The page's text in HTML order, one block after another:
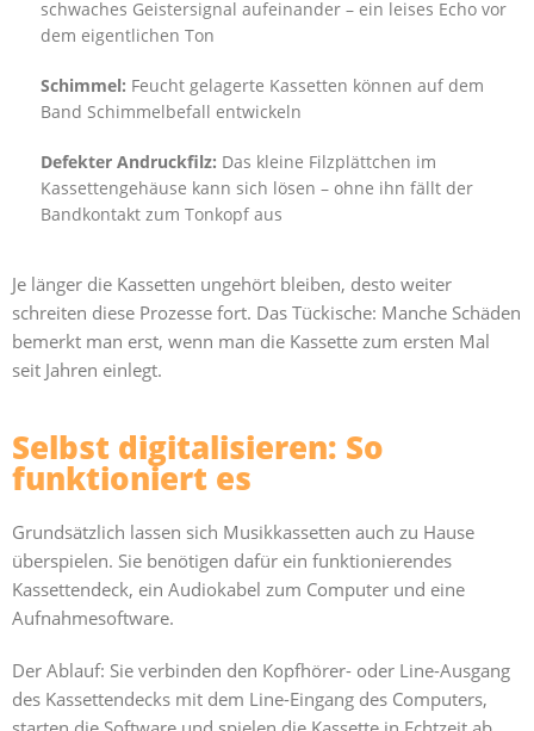
schwaches Geistersignal aufeinander – ein leises Echo vor
dem eigentlichen Ton
Schimmel: Feucht gelagerte Kassetten können auf dem
Band Schimmelbefall entwickeln
Defekter Andruckfilz: Das kleine Filzplättchen im
Kassettengehäuse kann sich lösen – ohne ihn fällt der
Bandkontakt zum Tonkopf aus
Je länger die Kassetten ungehört bleiben, desto weiter
schreiten diese Prozesse fort. Das Tückische: Manche Schäden
bemerkt man erst, wenn man die Kassette zum ersten Mal
seit Jahren einlegt.
Selbst digitalisieren: So
funktioniert es
Grundsätzlich lassen sich Musikkassetten auch zu Hause
überspielen. Sie benötigen dafür ein funktionierendes
Kassettendeck, ein Audiokabel zum Computer und eine
Aufnahmesoftware.
Der Ablauf: Sie verbinden den Kopfhörer- oder Line-Ausgang
des Kassettendecks mit dem Line-Eingang des Computers,